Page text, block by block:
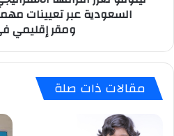
الإداري
في
الرياض
السعودية عبر تعيينات
ومقر إقليمي
مقالات ذات صلة